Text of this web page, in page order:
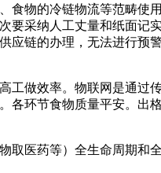
食物的冷链物流等范畴使
要采纳人工丈量和纸面记
应链的办理，无法进行预
做效率。物联网是通过
各环节食物质量平安。出
医药等）全生命周期和